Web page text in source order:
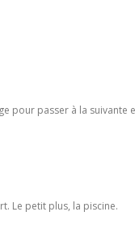
pour passer à la suivante
Le petit plus, la piscine.